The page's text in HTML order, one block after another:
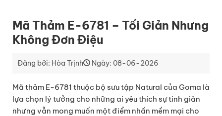
Mã Thảm E-6781 – Tối Giản Nhưng
Không Đơn Điệu
Đăng bởi: Hòa Trịnh Ngày: 08-06-2026
Mã thảm E-6781 thuộc bộ sưu tập Natural của Goma là
lựa chọn lý tưởng cho những ai yêu thích sự tinh giản
nhưng vẫn mong muốn một điểm nhấn mềm mại cho